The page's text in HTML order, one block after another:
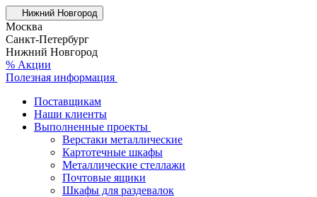
Нижний Новгород
Москва
Санкт-Петербург
Нижний Новгород
% Акции
Полезная информация
Поставщикам
Наши клиенты
Выполненные проекты
Верстаки металлические
Картотечные шкафы
Металлические стеллажи
Почтовые ящики
Шкафы для раздевалок